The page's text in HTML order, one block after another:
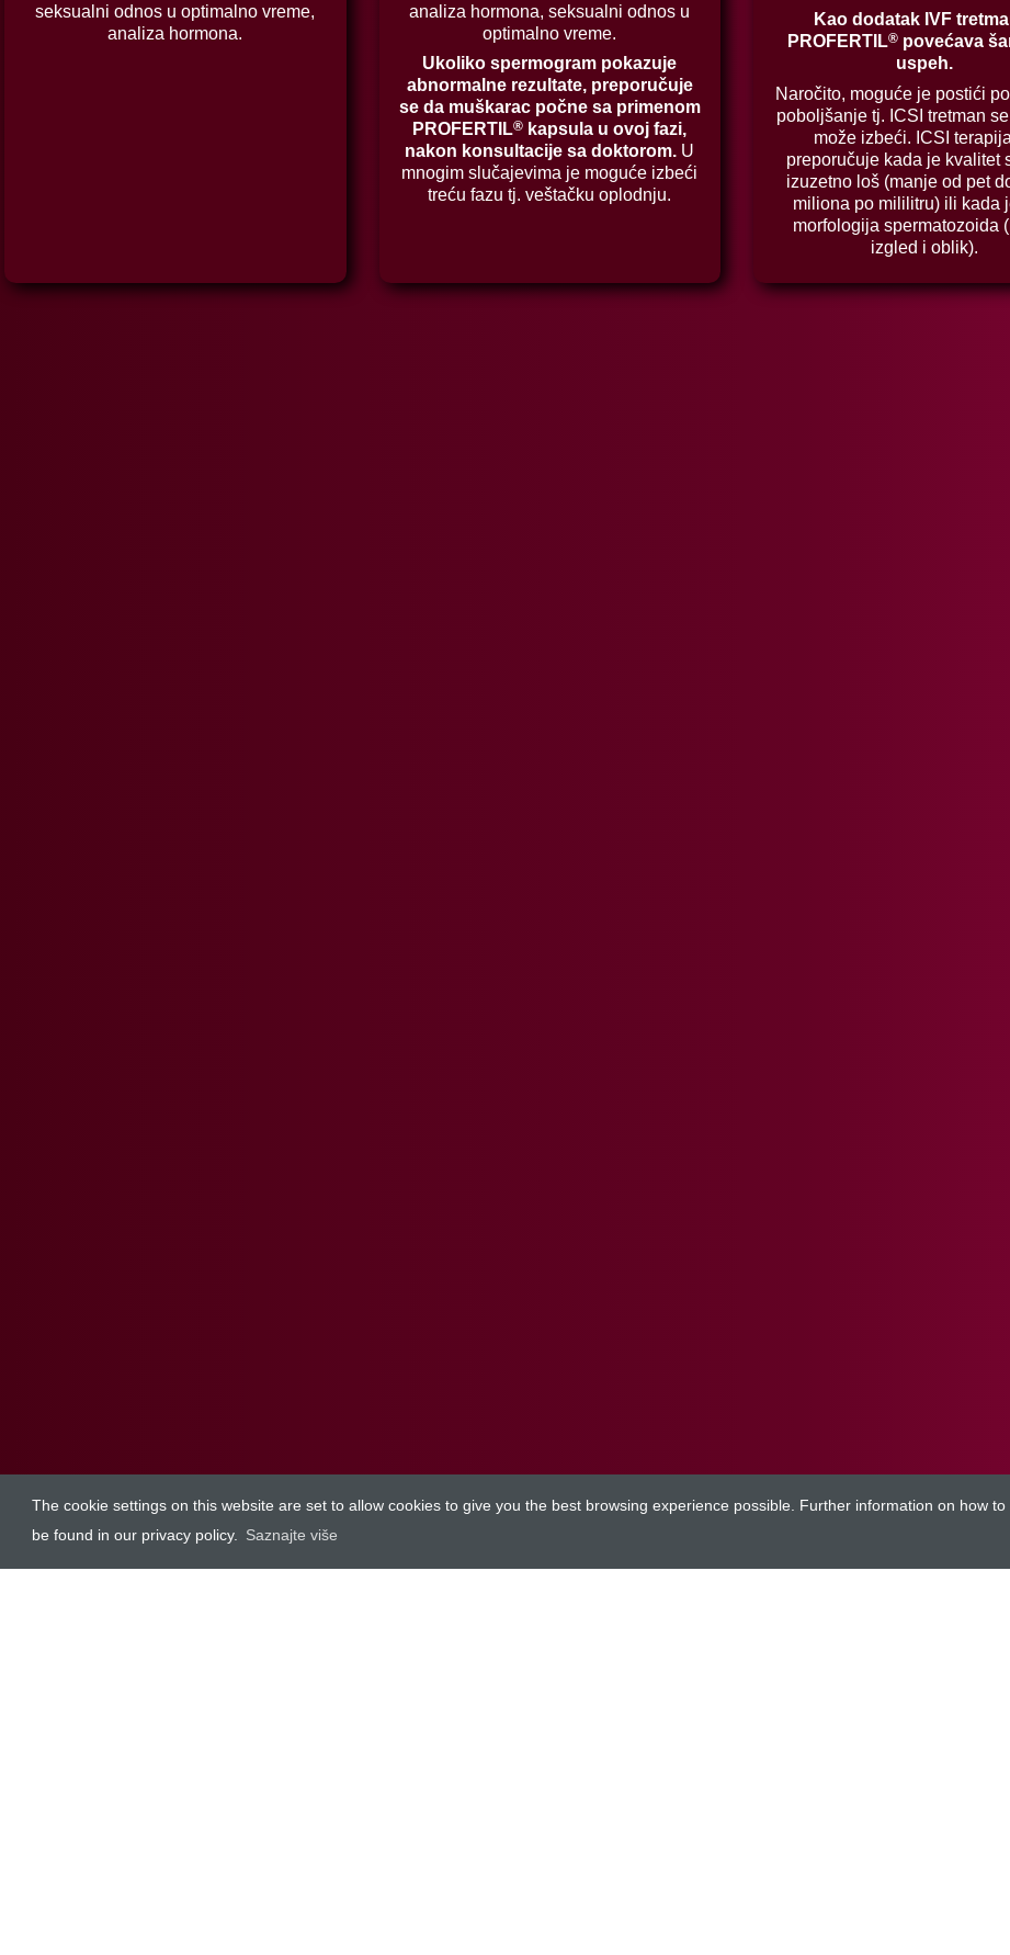
The cookie settings on this website are set to allow cookies to give you the best browsing experience possible. Further information on how
be found in our privacy policy. Saznajte više
seksualni odnos u optimalno vreme,
analiza hormona.
analiza hormona, seksualni odnos u
optimalno vreme.
Ukoliko spermogram pokazuje
abnormalne rezultate, preporučuje
se da muškarac počne sa primenom
PROFERTIL® kapsula u ovoj fazi,
nakon konsultacije sa doktorom. U
mnogim slučajevima je moguće izbeći
treću fazu tj. veštačku oplodnju.
Kao dodatak IVF
PROFERTIL®povećava
uspeh.
Naročito, moguće je postići
poboljšanje tj. ICSI tretman
može izbeći. ICSI
preporučuje kada je kvalitet
izuzetno loš (manje od pet
miliona po mililitru) ili kada
morfologija spermatozoida
izgled i oblik).